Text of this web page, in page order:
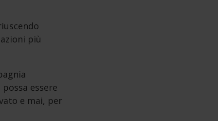
più
essere
e mai, per